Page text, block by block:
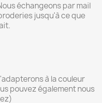
échangeons par mail
jusqu'à ce que
à la couleur
pouvez également nous